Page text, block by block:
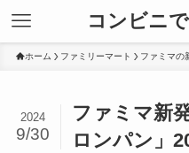
コンビニ
ホーム ファミリーマート ファミマの
ファミマ新
ロンパン」
2024
9/30